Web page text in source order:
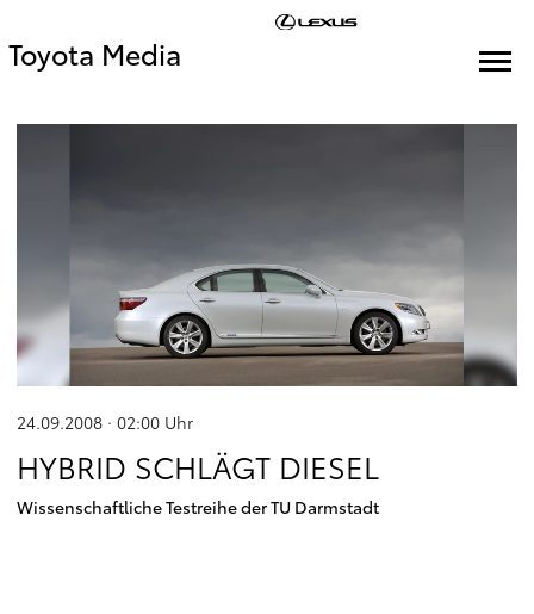
Toyota Media
24.09.2008 · 02:00 Uhr
HYBRID SCHLÄGT DIESEL
Wissenschaftliche Testreihe der TU Darmstadt